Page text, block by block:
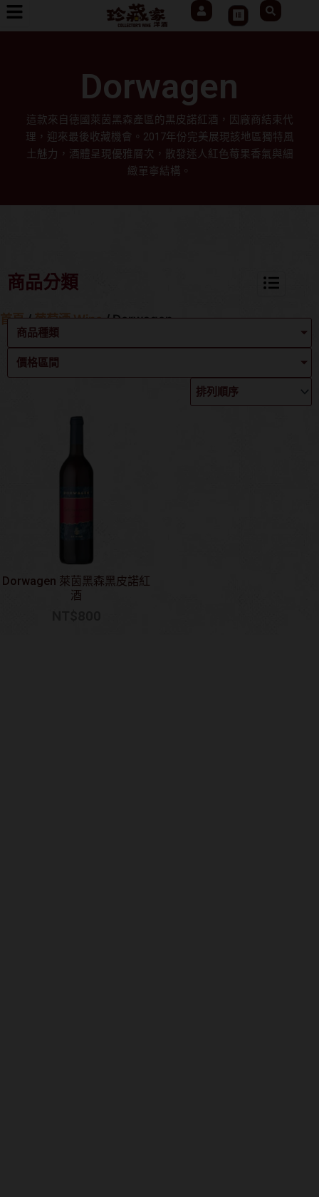
跳
User
Cart
Search
Dorwagen
這款來自德國萊茵黑森產區的黑皮諾紅酒，因廠商結束代
理，迎來最後收藏機會。2017年份完美展現該地區獨特風
土魅力，酒體呈現優雅層次，散發迷人紅色莓果香氣與細
緻單寧結構。
商品分類
首頁/葡萄酒 Wine/ Dorwagen
商品種類
價格區間
Dorwagen 萊茵黑森黑皮諾紅
酒